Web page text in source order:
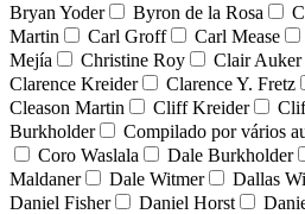
Bryan Yoder
Byron de la Rosa
Martin
Carl Groff Carl Mease
Mejía
Christine Roy Clair Auker
Clarence Kreider
Clarence Y. Fretz
Cleason Martin
Cliff Kreider
Burkholder
Compilado por vários
Coro Waslala
Dale Burkholder
Maldaner
Dale Witmer Dallas
Daniel Fisher
Daniel Horst